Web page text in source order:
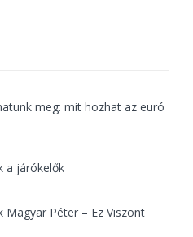
meg: mit hozhat az euró
a járókelők
Péter – Ez Viszont